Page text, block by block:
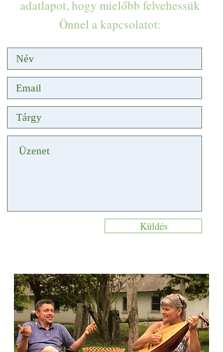
adatlapot, hogy mielőbb felvehessük
Önnel a kapcsolatot:
Küldés